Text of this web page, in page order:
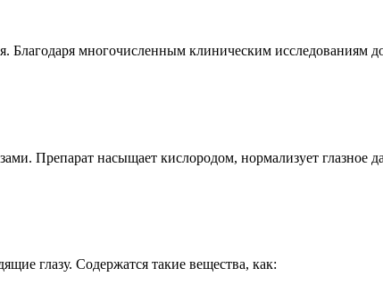
многочисленным клиническим исследованиям
Препарат насыщает кислородом, нормализует глазное
глазу. Содержатся такие вещества, как: